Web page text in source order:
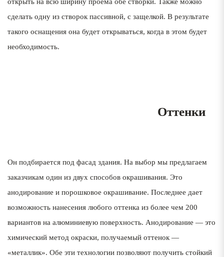
сделать одну из створок пассивной, с защелкой. В результате
такого оснащения она будет открываться, когда в этом будет
необходимость.
Оттенки
Он подбирается под фасад здания. На выбор мы предлагаем
заказчикам один из двух способов окрашивания. Это
анодирование и порошковое окрашивание. Последнее дает
возможность нанесения любого оттенка из более чем 200
вариантов на алюминиевую поверхность. Анодирование — это
химический метод окраски, получаемый оттенок —
«металлик». Обе эти технологии позволяют получить стойкий